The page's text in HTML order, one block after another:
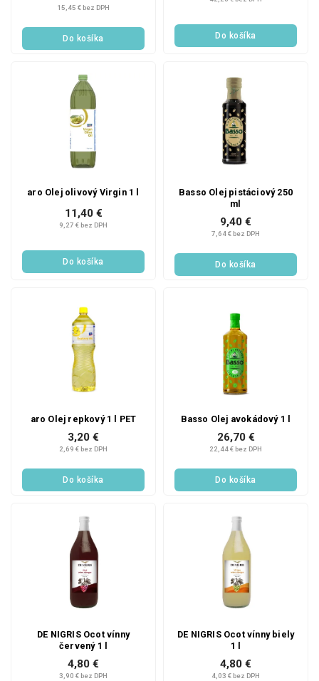
15,45 € bez DPH
Do košíka Do košíka
aro Olej olivový Virgin 1 l
9,27 € bez DPH
11,40 €
Do košíka
Basso Olej pistáciový 250
ml
7,64 € bez DPH
9,40 €
Do košíka
aro Olej repkový 1 l PET
2,69 € bez DPH
3,20 €
Do košíka
Basso Olej avokádový 1 l
22,44 € bez DPH
26,70 €
Do košíka
DE NIGRIS Ocot vínny
červený 1 l
3,90 € bez DPH
4,80 €
DE NIGRIS Ocot vínny biely
1 l
4,03 € bez DPH
4,80 €